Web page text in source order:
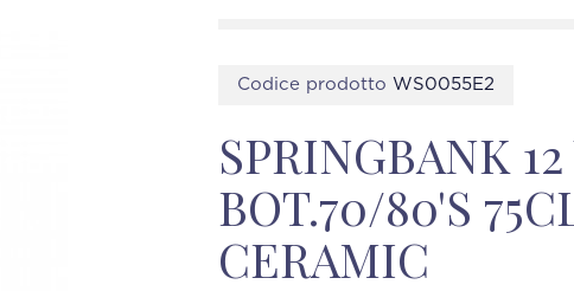
Codice prodotto WS0055E2
SPRINGBANK
BOT.70/80'S
CERAMIC